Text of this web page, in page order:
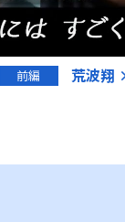
前編 荒波翔